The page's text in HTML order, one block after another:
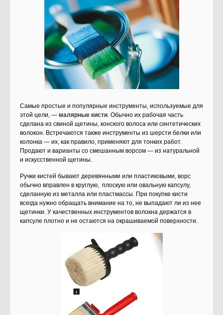
Самые простые и популярные инструменты, используемые для
этой цели, — малярные кисти. Обычно их рабочая часть
сделана из свиной щетины, конского волоса или синтетических
волокон. Встречаются также инструменты из шерсти белки или
колонка — их, как правило, применяют для тонких работ.
Продают и варианты со смешанным ворсом — из натуральной
и искусственной щетины.
Ручки кистей бывают деревянными или пластиковыми, ворс
обычно вправлен в круглую, плоскую или овальную капсулу,
сделанную из металла или пластмассы. При покупке кисти
всегда нужно обращать внимание на то, не выпадают ли из нее
щетинки. У качественных инструментов волокна держатся в
капсуле плотно и не остаются на окрашиваемой поверхности.